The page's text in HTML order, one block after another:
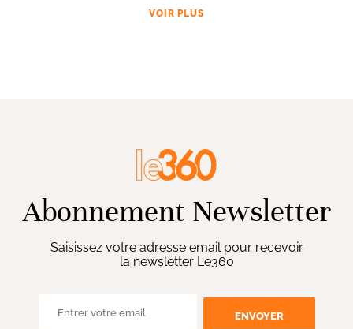
VOIR PLUS
Abonnement Newsletter
Saisissez votre adresse email pour recevoir
la newsletter Le360
ENVOYER